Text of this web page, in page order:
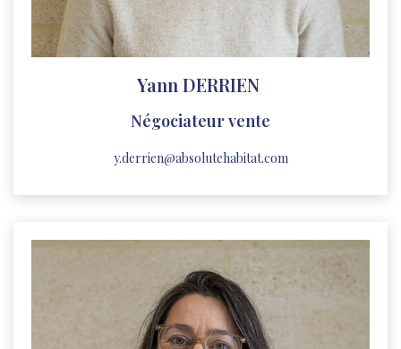
Yann DERRIEN
Négociateur vente
y.derrien@absolutehabitat.com